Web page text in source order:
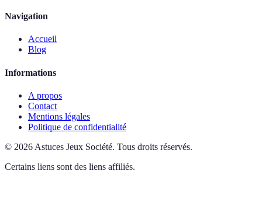
Navigation
Accueil
Blog
Informations
A propos
Contact
Mentions légales
Politique de confidentialité
© 2026 Astuces Jeux Société. Tous droits réservés.
Certains liens sont des liens affiliés.